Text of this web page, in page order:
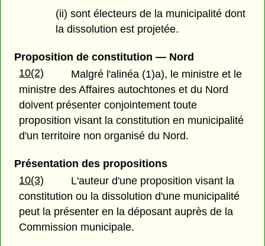
(ii) sont électeurs de la municipalité dont
la dissolution est projetée.
Proposition de constitution — Nord
10(2)
Malgré l'alinéa (1)a), le ministre et le
ministre des Affaires autochtones et du Nord
doivent présenter conjointement toute
proposition visant la constitution en municipalité
d'un territoire non organisé du Nord.
Présentation des propositions
10(3)
L'auteur d'une proposition visant la
constitution ou la dissolution d'une municipalité
peut la présenter en la déposant auprès de la
Commission municipale.